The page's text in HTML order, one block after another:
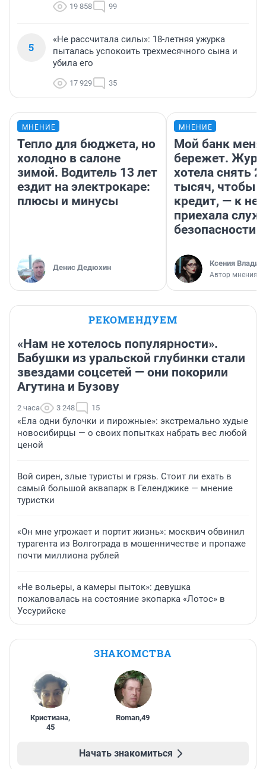
19 858 99
5
«Не рассчитала силы»: 18-летняя ужурка
пыталась успокоить трехмесячного сына и
убила его
17 929 35
МНЕНИЕ
Тепло для бюджета, но
холодно в салоне
зимой. Водитель 13 лет
ездит на электрокаре:
плюсы и минусы
Денис Дедюхин
МНЕНИЕ
Мой банк меня
бережет.
хотела снять
тысяч, чтобы
кредит, — к
приехала
безопасности
Ксения
Автор мнения
РЕКОМЕНДУЕМ
«Нам не хотелось популярности».
Бабушки из уральской глубинки стали
звездами соцсетей — они покорили
Агутина и Бузову
2 часа 3 248 15
«Ела одни булочки и пирожные»: экстремально худые
новосибирцы — о своих попытках набрать вес любой
ценой
Вой сирен, злые туристы и грязь. Стоит ли ехать в
самый большой аквапарк в Геленджике — мнение
туристки
«Он мне угрожает и портит жизнь»: москвич обвинил
турагента из Волгограда в мошенничестве и пропаже
почти миллиона рублей
«Не вольеры, а камеры пыток»: девушка
пожаловалась на состояние экопарка «Лотос» в
Уссурийске
ЗНАКОМСТВА
Кристиана,
45
Roman,49
Начать знакомиться